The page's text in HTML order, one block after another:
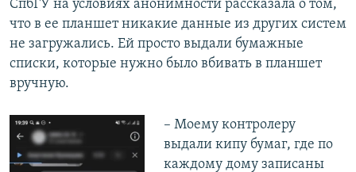
СпбГУ на условиях анонимности рассказала о том,
что в ее планшет никакие данные из других систем
не загружались. Ей просто выдали бумажные
списки, которые нужно было вбивать в планшет
вручную.
– Моему контролеру
выдали кипу бумаг, где по
каждому дому записаны